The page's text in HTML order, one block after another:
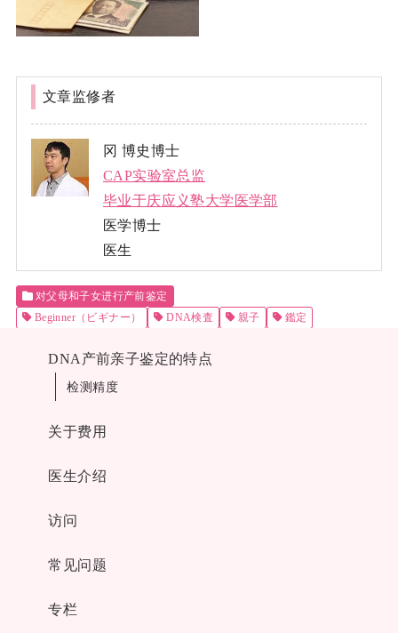
文章监修者
冈 博史博士
CAP实验室总监
毕业于庆应义塾大学医学部
医学博士
医生
对父母和子女进行产前鉴定
Beginner（ビギナー）
DNA検査 親子 鑑定
DNA产前亲子鉴定的特点
检测精度
关于费用
医生介绍
访问
常见问题
专栏